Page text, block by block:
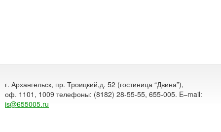
г. Архангельск, пр. Троицкий,д. 52 (гостиница “Двина”),
оф. 1101, 1009 телефоны: (8182) 28-55-55, 655-005. E–mail:
is@655005.ru